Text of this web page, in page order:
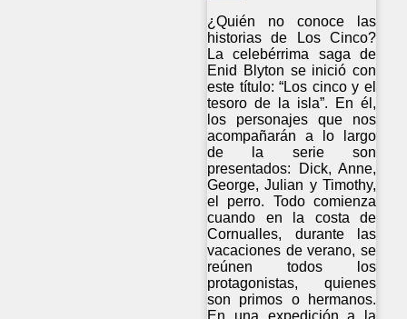
¿Quién no conoce las
historias de Los Cinco?
La celebérrima saga de
Enid Blyton se inició con
este título: “Los cinco y el
tesoro de la isla”. En él,
los personajes que nos
acompañarán a lo largo
de la serie son
presentados: Dick, Anne,
George, Julian y Timothy,
el perro. Todo comienza
cuando en la costa de
Cornualles, durante las
vacaciones de verano, se
reúnen todos los
protagonistas, quienes
son primos o hermanos.
En una expedición a la